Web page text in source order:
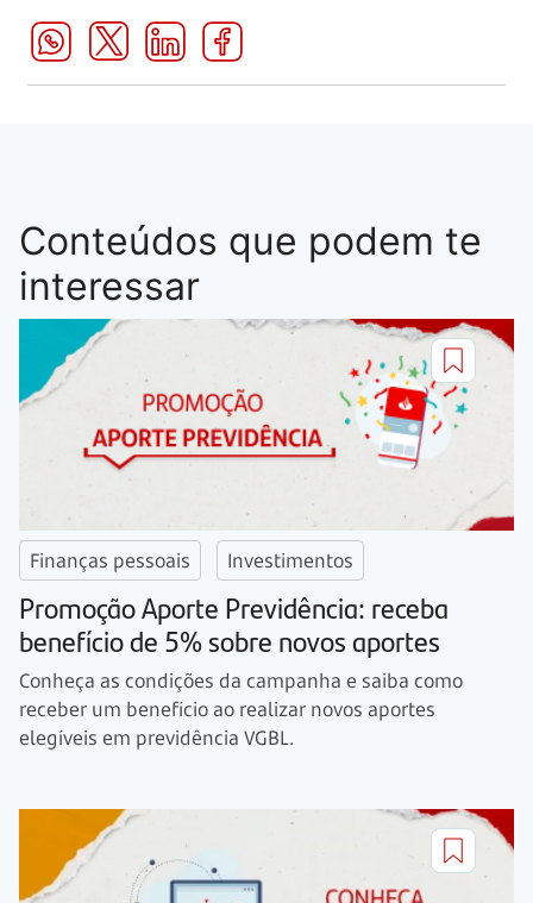
Conteúdos que podem te
interessar
Finanças pessoais Investimentos
Promoção Aporte Previdência: receba
benefício de 5% sobre novos aportes
Conheça as condições da campanha e saiba como
receber um benefício ao realizar novos aportes
elegíveis em previdência VGBL.